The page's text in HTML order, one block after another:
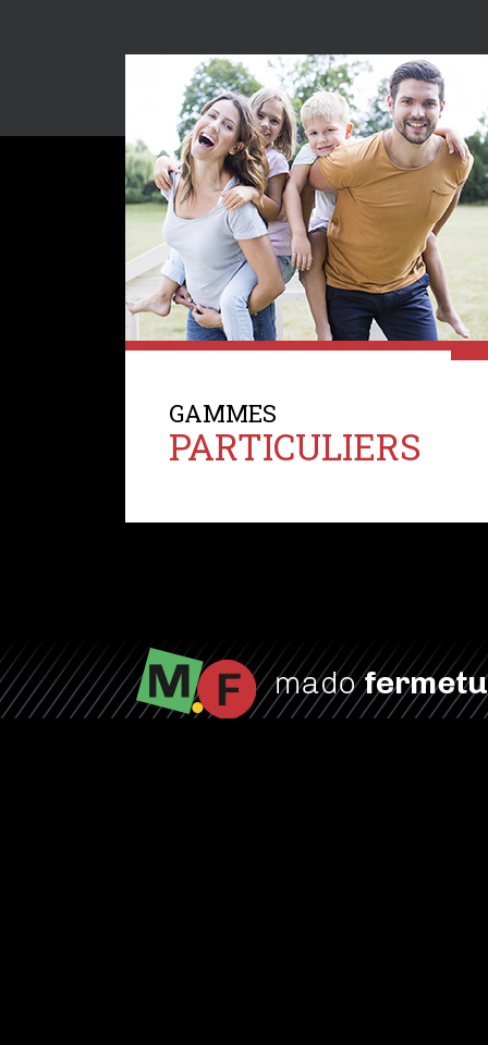
GAMMES
PARTICULIERS